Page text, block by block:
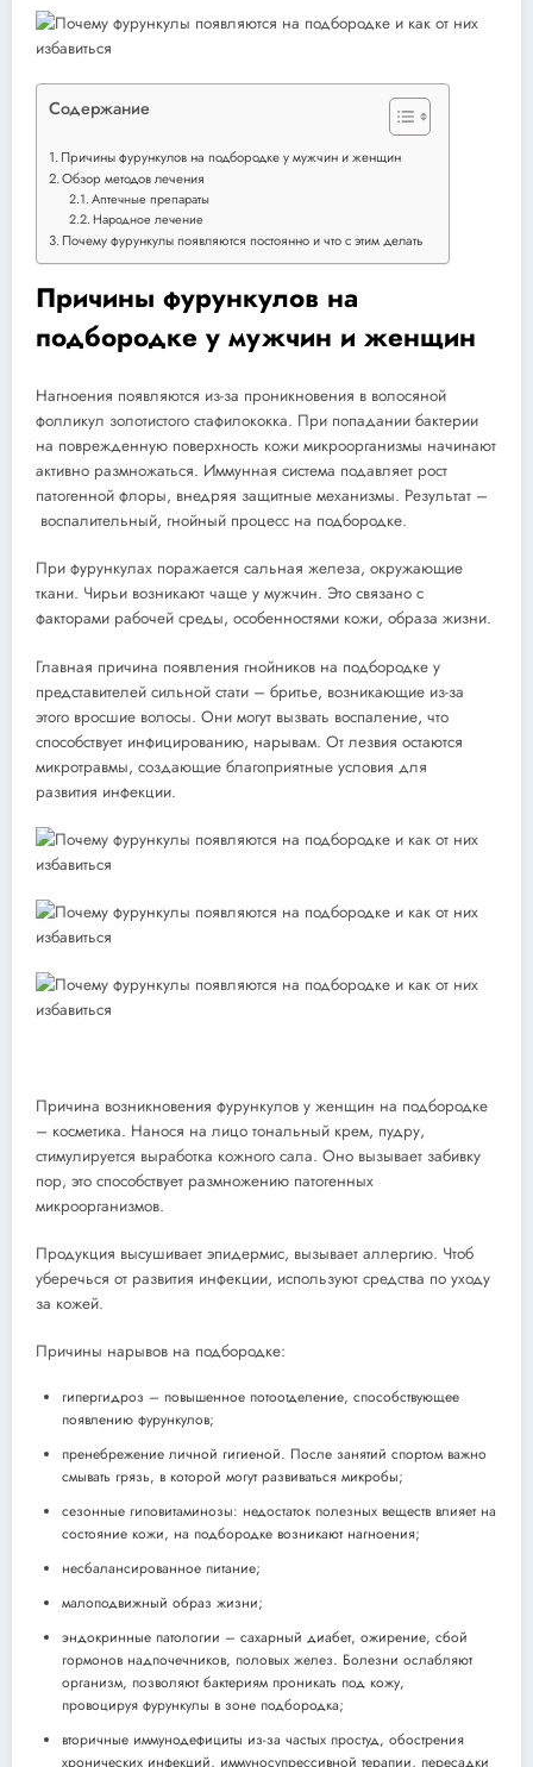
Содержание
Причины фурункулов на подбородке у мужчин и женщин
Обзор методов лечения
Аптечные препараты
Народное лечение
Почему фурункулы появляются постоянно и что с этим делать
Причины фурункулов на
подбородке у мужчин и женщин
Нагноения появляются из-за проникновения в волосяной
фолликул золотистого стафилококка. При попадании бактерии
на поврежденную поверхность кожи микроорганизмы начинают
активно размножаться. Иммунная система подавляет рост
патогенной флоры, внедряя защитные механизмы. Результат –
воспалительный, гнойный процесс на подбородке.
При фурункулах поражается сальная железа, окружающие
ткани. Чирьи возникают чаще у мужчин. Это связано с
факторами рабочей среды, особенностями кожи, образа жизни.
Главная причина появления гнойников на подбородке у
представителей сильной стати – бритье, возникающие из-за
этого вросшие волосы. Они могут вызвать воспаление, что
способствует инфицированию, нарывам. От лезвия остаются
микротравмы, создающие благоприятные условия для
развития инфекции.
Причина возникновения фурункулов у женщин на подбородке
– косметика. Нанося на лицо тональный крем, пудру,
стимулируется выработка кожного сала. Оно вызывает забивку
пор, это способствует размножению патогенных
микроорганизмов.
Продукция высушивает эпидермис, вызывает аллергию. Чтоб
уберечься от развития инфекции, используют средства по уходу
за кожей.
Причины нарывов на подбородке:
гипергидроз – повышенное потоотделение, способствующее
появлению фурункулов;
пренебрежение личной гигиеной. После занятий спортом важно
смывать грязь, в которой могут развиваться микробы;
сезонные гиповитаминозы: недостаток полезных веществ влияет на
состояние кожи, на подбородке возникают нагноения;
несбалансированное питание;
малоподвижный образ жизни;
эндокринные патологии – сахарный диабет, ожирение, сбой
гормонов надпочечников, половых желез. Болезни ослабляют
организм, позволяют бактериям проникать под кожу,
провоцируя фурункулы в зоне подбородка;
вторичные иммунодефициты из-за частых простуд, обострения
хронических инфекций, иммуносупрессивной терапии, пересадки